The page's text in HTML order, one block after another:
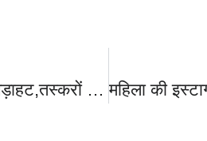
दुस्साहस- जंगल में गूंजी गोलियों की तड़तड़ाहट,तस्करों और वनकर्मियों में मुठभेड़, 30 राउंड हुई फायरिंग,रेंजर समेत चार वनकर्मी घायल। LIVE वीडियो आया सामने-देखे-